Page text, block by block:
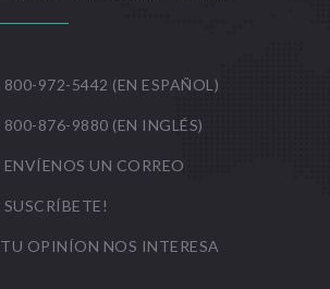
800-972-5442 (EN ESPAÑOL)
800-876-9880 (EN INGLÉS)
ENVÍENOS UN CORREO
SUSCRÍBETE!
TU OPINÍON NOS INTERESA